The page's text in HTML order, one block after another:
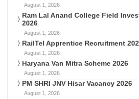
August 1, 2026
Ram Lal Anand College Field
2026
August 1, 2026
RailTel Apprentice Recruitment
August 1, 2026
Haryana Van Mitra Scheme 2026
August 1, 2026
PM SHRI JNV Hisar Vacancy 2026
August 1, 2026